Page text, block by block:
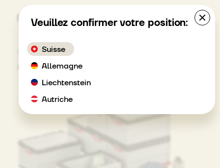
conditions
équitables
Veuillez confirmer votre position:
Suisse
Allemagne
Liechtenstein
Autriche